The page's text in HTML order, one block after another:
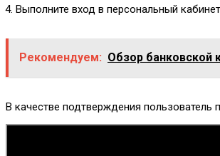
Выполните вход в персональный
Рекомендуем: Обзор банковской
В качестве подтверждения пользователь